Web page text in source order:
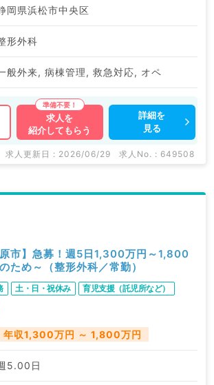
岡県浜松市中央区
形外科
般外来, 病棟管理, 救急対応, オペ
求人を
紹介してもらう
詳細を
見る
求人更新日 : 2026/06/29 求人No. : 649508
原市】急募！週5日1,300万円～1,800
ため～（整形外科／常勤）
土・日・祝休み
育児支援（託児所など）
年収1,300万円 ～ 1,800万円
5.00日